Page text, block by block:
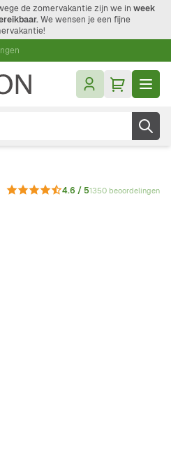
de zomervakantie zijn we in week
We wensen je een fijne
4.6 / 51350 beoordelingen